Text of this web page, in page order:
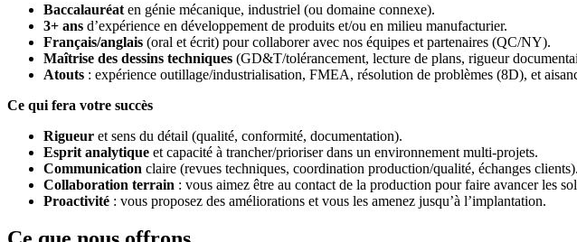
Baccalauréat en génie mécanique, industriel (ou domaine connexe).
3+ ans d’expérience en développement de produits et/ou en milieu manufacturier.
Français/anglais (oral et écrit) pour collaborer avec nos équipes et partenaires (QC/NY).
Maîtrise des dessins techniques (GD&T/tolérancement, lecture de plans, rigueur
Atouts : expérience outillage/industrialisation, FMEA, résolution de problèmes (8D), et
Ce qui fera votre succès
Rigueur et sens du détail (qualité, conformité, documentation).
Esprit analytique et capacité à trancher/prioriser dans un environnement multi-projets.
Communication claire (revues techniques, coordination production/qualité, échanges clients).
Collaboration terrain : vous aimez être au contact de la production pour faire avancer les
Proactivité : vous proposez des améliorations et vous les amenez jusqu’à l’implantation.